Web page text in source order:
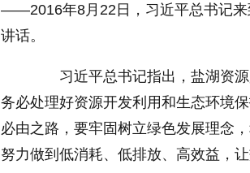
——2016年8月22日，习近平总书记来
讲话。
习近平总书记指出，盐湖资源
务必处理好资源开发利用和生态环境
必由之路，要牢固树立绿色发展理念
努力做到低消耗、低排放、高效益，